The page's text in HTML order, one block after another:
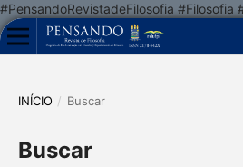
#PensandoRevistadeFilosofia #Filosofia
INÍCIO / Buscar
Buscar